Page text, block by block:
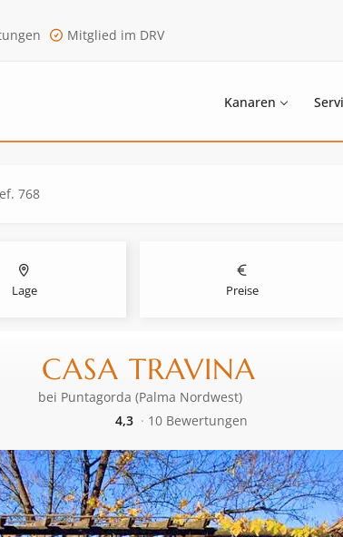
Mitglied im DRV
Kanaren
768
Lage Preise
CASA TRAVINA
bei Puntagorda (Palma Nordwest)
4,3
10 Bewertungen